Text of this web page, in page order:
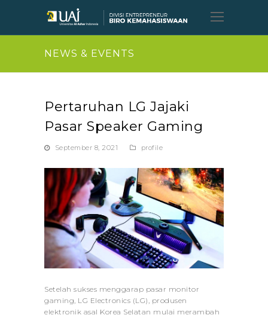
Open
Mobile
NEWS & EVENTS
Pertaruhan LG Jajaki
Pasar Speaker Gaming
September 8, 2021 profile
Setelah sukses menggarap pasar monitor
gaming, LG Electronics (LG), produsen
elektronik asal Korea Selatan mulai merambah